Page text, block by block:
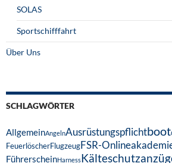
SOLAS
Sportschifffahrt
Über Uns
SCHLAGWÖRTER
AllgemeinAngelnAusrüstungspflichtboot
FeuerlöscherFlugzeugFSR-
FührerscheinHarness